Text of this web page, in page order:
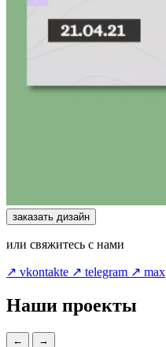
заказать дизайн
или свяжитесь с нами
↗ vkontakte ↗ telegram ↗ max
Наши проекты
← →